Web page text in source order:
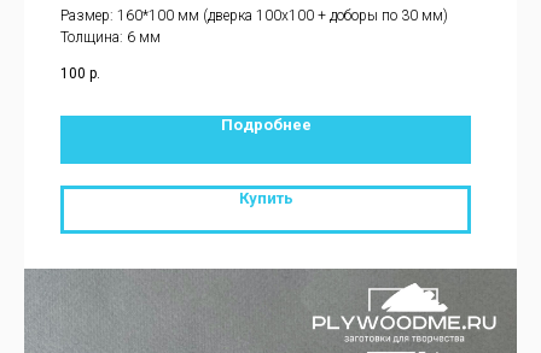
Размер: 160*100 мм (дверка 100х100 + доборы по 30 мм)
Толщина: 6 мм
100 р.
Подробнее
Купить